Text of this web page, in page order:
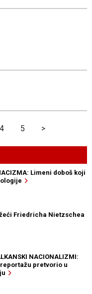
4 5 >
Limeni doboš koji
Friedricha Nietzschea
NACIONALIZMI:
pretvorio u